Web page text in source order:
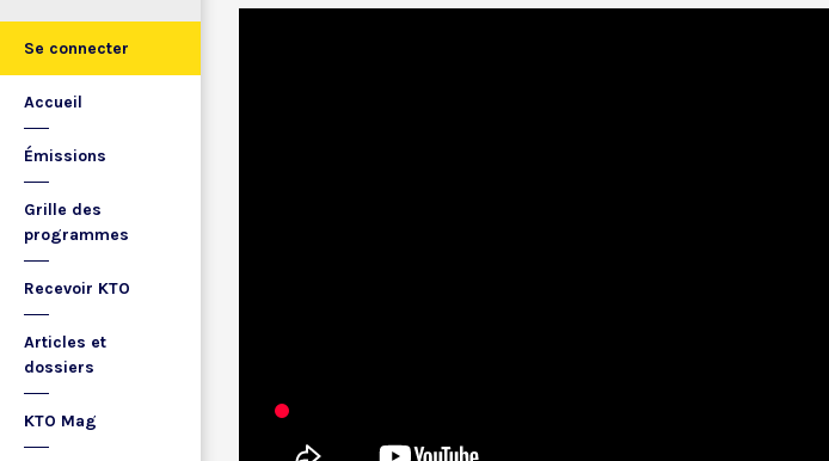
Se connecter
Accueil
Émissions
Grille des
programmes
Recevoir KTO
Articles et
dossiers
KTO Mag